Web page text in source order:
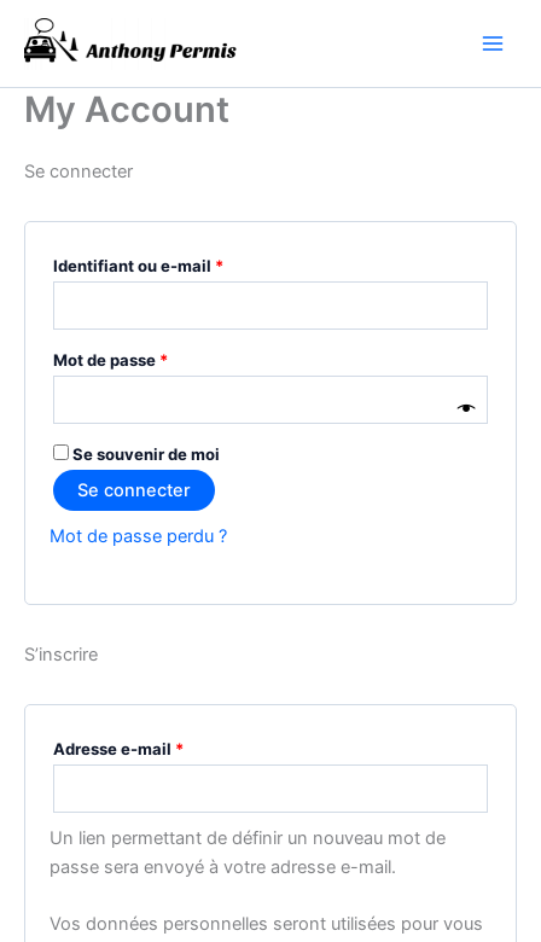
My Account
Se connecter
Identifiant ou e-mail *Obligatoire
Mot de passe *Obligatoire
Se souvenir de moi
Se connecter
Mot de passe perdu ?
S’inscrire
Adresse e-mail *Obligatoire
Un lien permettant de définir un nouveau mot de
passe sera envoyé à votre adresse e-mail.
Vos données personnelles seront utilisées pour vous